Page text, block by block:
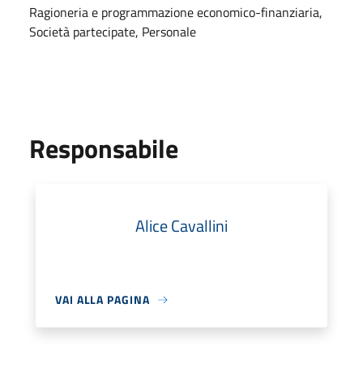
Ragioneria e programmazione economico-finanziaria,
Società partecipate, Personale
Responsabile
Alice Cavallini
VAI ALLA PAGINA